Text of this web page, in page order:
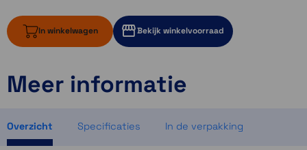
In winkelwagen Bekijk winkelvoorraad
ruim op voorraad
ruim op voorraad
Meer informatie
Overzicht Specificaties In de verpakking